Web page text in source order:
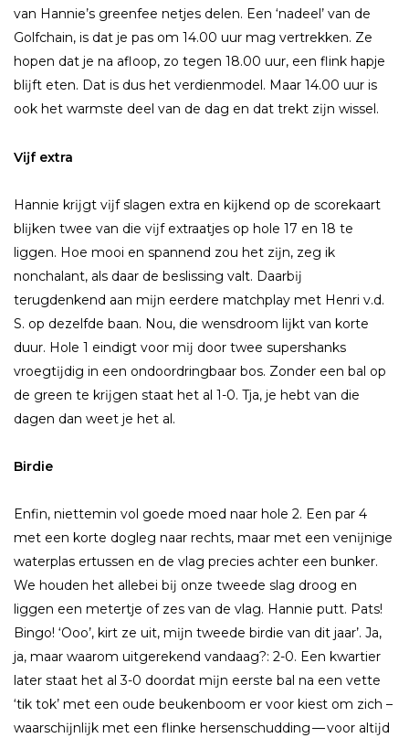
van Hannie’s greenfee netjes delen. Een ‘nadeel’ van de
Golfchain, is dat je pas om 14.00 uur mag vertrekken. Ze
hopen dat je na afloop, zo tegen 18.00 uur, een flink hapje
blĳft eten. Dat is dus het verdienmodel. Maar 14.00 uur is
ook het warmste deel van de dag en dat trekt zĳn wissel.
Vĳf extra
Hannie krĳgt vĳf slagen extra en kĳkend op de scorekaart
blĳken twee van die vĳf extraatjes op hole 17 en 18 te
liggen. Hoe mooi en spannend zou het zĳn, zeg ik
nonchalant, als daar de beslissing valt. Daarbĳ
terugdenkend aan mĳn eerdere matchplay met Henri v.d.
S. op dezelfde baan. Nou, die wensdroom lĳkt van korte
duur. Hole 1 eindigt voor mĳ door twee supershanks
vroegtĳdig in een ondoordringbaar bos. Zonder een bal op
de green te krĳgen staat het al 1-0. Tja, je hebt van die
dagen dan weet je het al.
Birdie
Enfin, niettemin vol goede moed naar hole 2. Een par 4
met een korte dogleg naar rechts, maar met een venĳnige
waterplas ertussen en de vlag precies achter een bunker.
We houden het allebei bĳ onze tweede slag droog en
liggen een metertje of zes van de vlag. Hannie putt. Pats!
Bingo! ‘Ooo’, kirt ze uit, mĳn tweede birdie van dit jaar’. Ja,
ja, maar waarom uitgerekend vandaag?: 2-0. Een kwartier
later staat het al 3-0 doordat mĳn eerste bal na een vette
‘tik tok’ met een oude beukenboom er voor kiest om zich –
waarschĳnlĳk met een flinke hersenschudding — voor altĳd